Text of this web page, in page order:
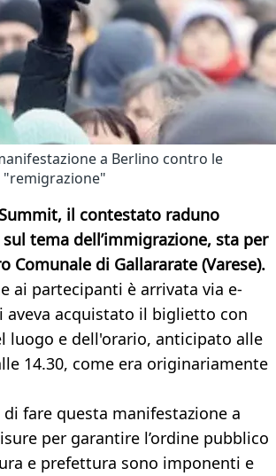
a Berlino contro le
il contestato raduno
tema dell’immigrazione, sta per
Comunale di Gallararate (Varese).
ai partecipanti è arrivata via e-
aveva acquistato il biglietto con
luogo e dell'orario, anticipato alle
14.30, come era originariamente
fare questa manifestazione a
per garantire l’ordine pubblico
e prefettura sono imponenti e